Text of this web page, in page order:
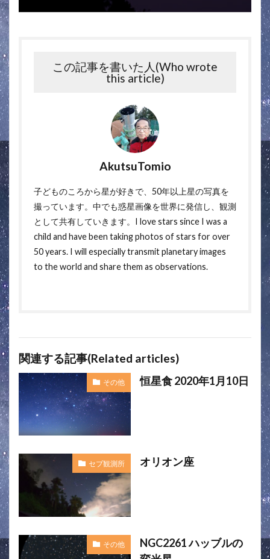
この記事を書いた人(Who wrote
this article)
AkutsuTomio
子どものころから星が好きで、50年以上星の写真を
撮っています。中でも惑星画像を世界に発信し、観測
として共有していきます。I love stars since I was a
child and have been taking photos of stars for over
50 years. I will especially transmit planetary images
to the world and share them as observations.
関連する記事(Related articles)
その他 恒星食 2020年1月10日
セブ観測所 オリオン座
その他
NGC2261 ハッブルの